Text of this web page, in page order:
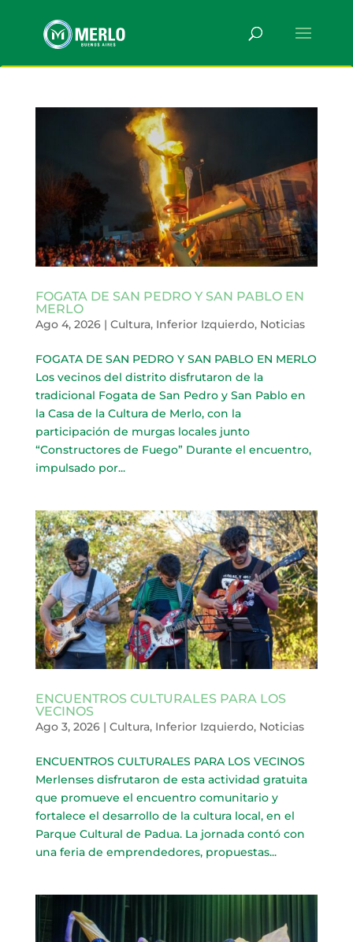
FOGATA DE SAN PEDRO Y SAN PABLO EN
MERLO
Ago 4, 2026| Cultura, Inferior Izquierdo, Noticias
FOGATA DE SAN PEDRO Y SAN PABLO EN MERLO
Los vecinos del distrito disfrutaron de la
tradicional Fogata de San Pedro y San Pablo en
la Casa de la Cultura de Merlo, con la
participación de murgas locales junto
“Constructores de Fuego” Durante el encuentro,
impulsado por...
ENCUENTROS CULTURALES PARA LOS
VECINOS
Ago 3, 2026| Cultura, Inferior Izquierdo, Noticias
ENCUENTROS CULTURALES PARA LOS VECINOS
Merlenses disfrutaron de esta actividad gratuita
que promueve el encuentro comunitario y
fortalece el desarrollo de la cultura local, en el
Parque Cultural de Padua. La jornada contó con
una feria de emprendedores, propuestas...